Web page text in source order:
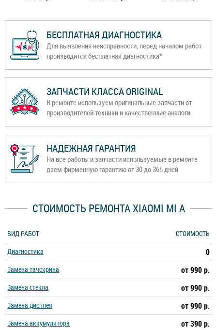
БЕСПЛАТНАЯ ДИАГНОСТИКА
Для выявления неисправности, перед началом работ
производится бесплатная диагностика*
ЗАПЧАСТИ КЛАССА ORIGINAL
В ремонте используем оригинальные запчасти от
производителей техники и качественные аналоги
НАДЕЖНАЯ ГАРАНТИЯ
На все работы и запчасти используемые в ремонте
даем фирменную гарантию от 30 до 365 дней
СТОИМОСТЬ РЕМОНТА XIAOMI MI A
ВИД РАБОТ
СТОИМОСТЬ
Диагностика
0
Замена тачскрина от 990 р.
Замена стекла от 990 р.
Замена дисплея от 990 р.
Замена аккумулятора от 390 р.